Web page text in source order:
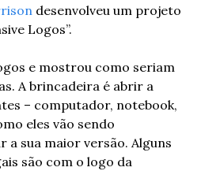
desenvolveu um projeto
Logos”.
e mostrou como seriam
A brincadeira é abrir a
– computador, notebook,
eles vão sendo
a sua maior versão. Alguns
são com o logo da